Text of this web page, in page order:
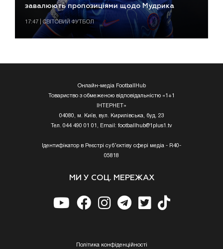
завалюють пропозиціями щодо Мудрика
17:47 | СВІТОВИЙ ФУТБОЛ
Онлайн-медіа FootballHub
Товариство з обмеженою відповідальністю «1+1
ІНТЕРНЕТ»
04080, м. Київ, вул. Кирилівська, буд. 23
Тел. 044 490 01 01, Email: footballhub@1plus1.tv
Ідентифікатор в Реєстрі суб’єктіву сфері медіа - R40-
05818
МИ У СОЦ. МЕРЕЖАХ
Полiтика конфiденцiйностi